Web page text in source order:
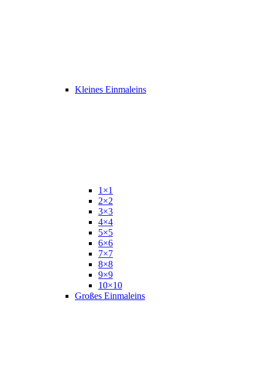
Kleines Einmaleins
1×1
2×2
3×3
4×4
5×5
6×6
7×7
8×8
9×9
10×10
Großes Einmaleins